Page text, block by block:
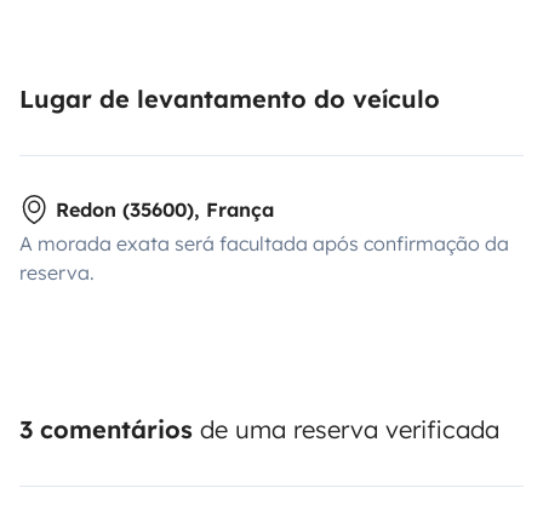
Lugar de levantamento do veículo
Redon (35600), França
A morada exata será facultada após confirmação da
reserva.
3 comentários de uma reserva verificada